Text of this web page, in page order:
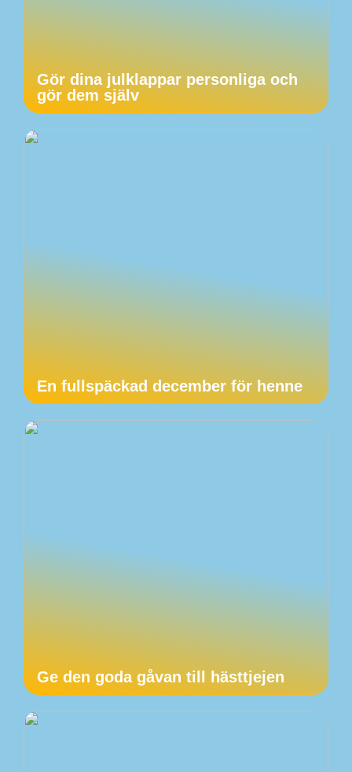
Gör dina julklappar personliga och
gör dem själv
En fullspäckad december för henne
Ge den goda gåvan till hästtjejen